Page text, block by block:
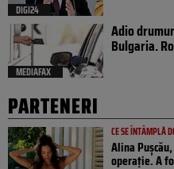
DIGI24
MEDIAFAX
Adio
Bulgaria.
PARTENERI
CE SE ÎNTÂMPLĂ
Alina
operație. A